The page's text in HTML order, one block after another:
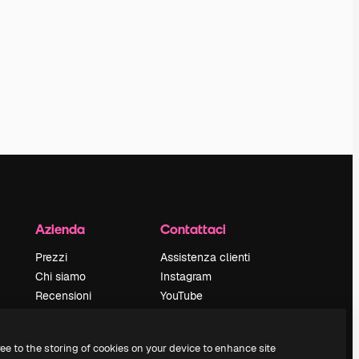
Azienda
Prezzi
Chi siamo
Recensioni
Blog
Contattaci
Assistenza clienti
Instagram
YouTube
Discord
to the storing of cookies on your device to enhance site